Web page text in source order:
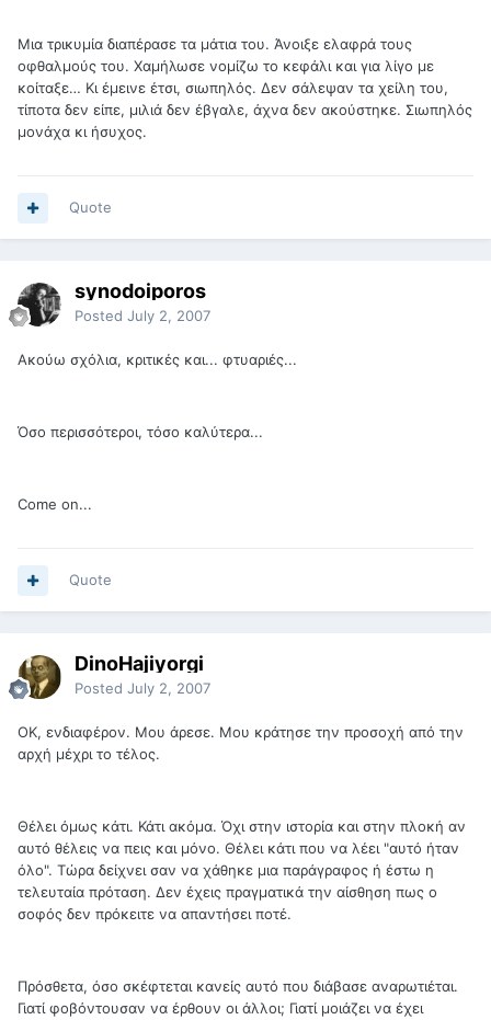
Μια τρικυμία διαπέρασε τα μάτια του. Άνοιξε ελαφρά τους
οφθαλμούς του. Χαμήλωσε νομίζω το κεφάλι και για λίγο με
κοίταξε… Κι έμεινε έτσι, σιωπηλός. Δεν σάλεψαν τα χείλη του,
τίποτα δεν είπε, μιλιά δεν έβγαλε, άχνα δεν ακούστηκε. Σιωπηλός
μονάχα κι ήσυχος.
Quote
synodoiporos
Posted July 2, 2007
Ακούω σχόλια, κριτικές και... φτυαριές...
Όσο περισσότεροι, τόσο καλύτερα...
Come on...
Quote
DinoHajiyorgi
Posted July 2, 2007
OK, ενδιαφέρον. Μου άρεσε. Μου κράτησε την προσοχή από την
αρχή μέχρι το τέλος.
Θέλει όμως κάτι. Κάτι ακόμα. Όχι στην ιστορία και στην πλοκή αν
αυτό θέλεις να πεις και μόνο. Θέλει κάτι που να λέει "αυτό ήταν
όλο". Τώρα δείχνει σαν να χάθηκε μια παράγραφος ή έστω η
τελευταία πρόταση. Δεν έχεις πραγματικά την αίσθηση πως ο
σοφός δεν πρόκειτε να απαντήσει ποτέ.
Πρόσθετα, όσο σκέφτεται κανείς αυτό που διάβασε αναρωτιέται.
Γιατί φοβόντουσαν να έρθουν οι άλλοι; Γιατί μοιάζει να έχει